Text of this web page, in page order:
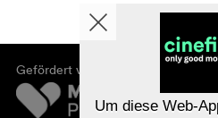
Gefördert von
Um diese Web-